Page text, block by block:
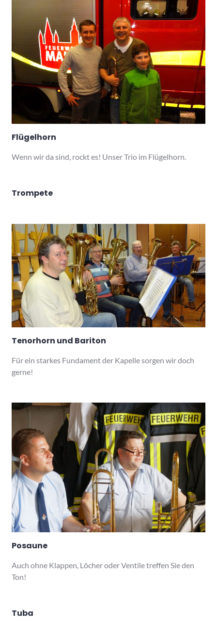
Flügelhorn
Wenn wir da sind, rockt es! Unser Trio im Flügelhorn.
Trompete
Tenorhorn und Bariton
Für ein starkes Fundament der Kapelle sorgen wir doch
gerne!
Posaune
Auch ohne Klappen, Löcher oder Ventile treffen Sie den
Ton!
Tuba